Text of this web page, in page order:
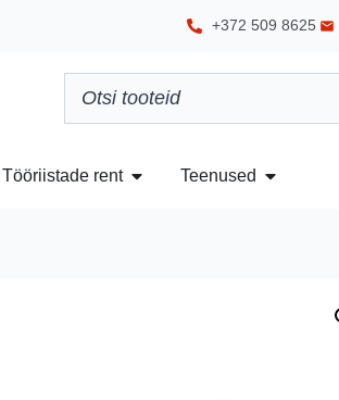
+372 509 8625
Tööriistade rent Teenused